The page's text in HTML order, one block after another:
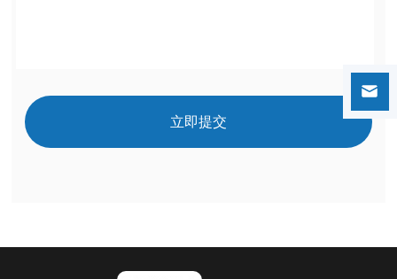
立即提交